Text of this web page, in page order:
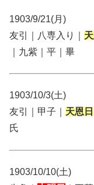
1903/9/21(月)
友引｜八専入り｜
｜九紫｜平｜畢
1903/10/3(土)
友引｜甲子｜ 天恩日
氏
1903/10/10(土)